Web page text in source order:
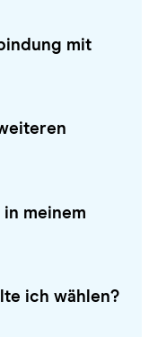
mit
in meinem
ich wählen?